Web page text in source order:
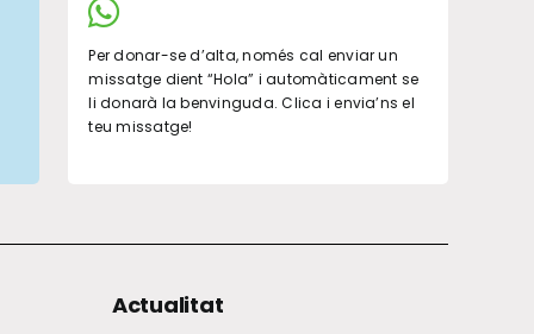
Per donar-se d’alta, només cal enviar un
missatge dient “Hola” i automàticament se
li donarà la benvinguda. Clica i envia’ns el
teu missatge!
Actualitat